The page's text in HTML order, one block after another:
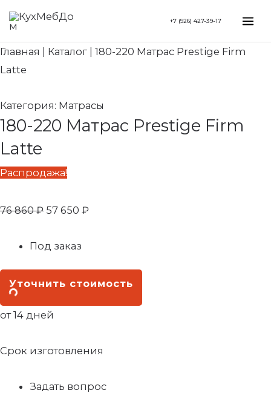
Перейти
содержимому
+7 (926) 427-39-17
Главная Каталог
180-220 Матрас Prestige Firm
Latte
Категория: Матрасы
180-220 Матрас Prestige Firm
Latte
Распродажа!
76 860₽
Первоначальная
составляла
57 650 ₽
57
Под заказ
Уточнить стоимость
от 14 дней
Срок изготовления
Задать вопрос
Search...